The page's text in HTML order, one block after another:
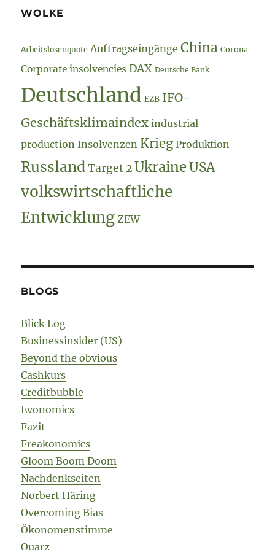
WOLKE
Arbeitslosenquote Auftragseingänge China Corona
Corporate insolvencies DAX Deutsche Bank
Deutschland EZB IFO-
Geschäftsklimaindex industrial
production Insolvenzen Krieg Produktion
Russland Target 2 Ukraine USA
volkswirtschaftliche
Entwicklung ZEW
BLOGS
Blick Log
Businessinsider (US)
Beyond the obvious
Cashkurs
Creditbubble
Evonomics
Fazit
Freakonomics
Gloom Boom Doom
Nachdenkseiten
Norbert Häring
Overcoming Bias
Ökonomenstimme
Quarz